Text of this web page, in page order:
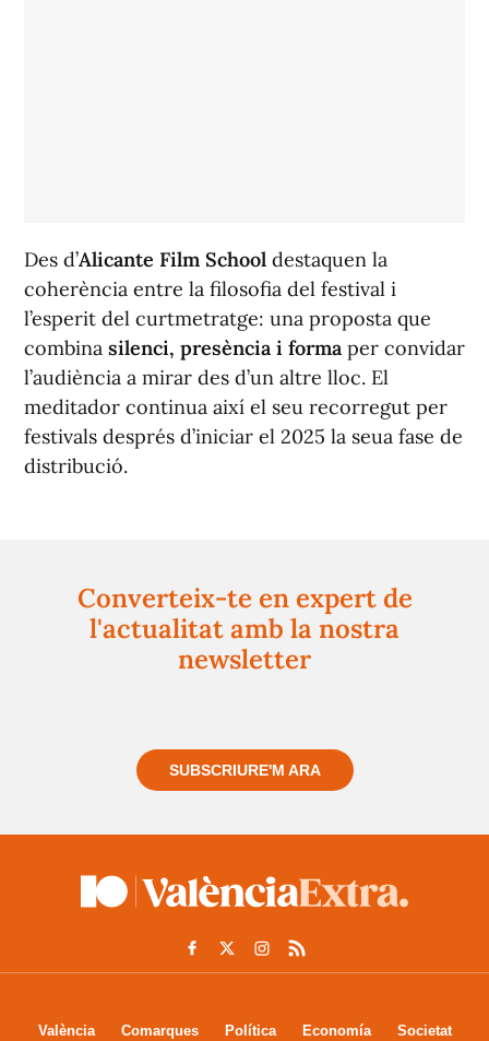
Des d’Alicante Film School destaquen la
coherència entre la filosofia del festival i
l’esperit del curtmetratge: una proposta que
combina silenci, presència i forma per convidar
l’audiència a mirar des d’un altre lloc. El
meditador continua així el seu recorregut per
festivals després d’iniciar el 2025 la seua fase de
distribució.
Converteix-te en expert de
l'actualitat amb la nostra
newsletter
SUBSCRIURE'M ARA
València Comarques Política Economía
Societat